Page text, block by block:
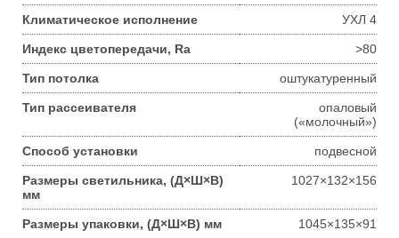
Климатическое исполнение УХЛ 4
Индекс цветопередачи, Ra >80
Тип потолка оштукатуренный
Тип рассеивателя
опаловый
(«молочный»)
Способ установки подвесной
Размеры светильника, (Д×Ш×В)
мм
1027×132×156
Размеры упаковки, (Д×Ш×В) мм 1045×135×91